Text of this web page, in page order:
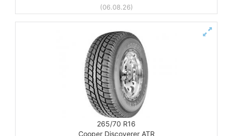
(06.08.26)
265/70 R16
Cooper Discoverer ATR